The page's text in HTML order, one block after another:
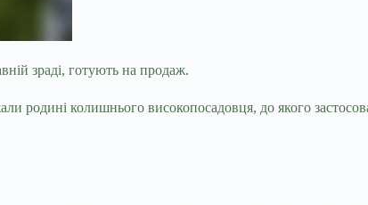
зраді, готують на продаж.
родині колишнього високопосадовця, до якого